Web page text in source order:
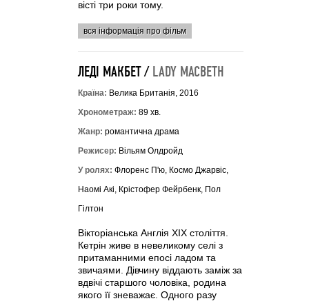
вісті три роки тому.
вся інформація про фільм
ЛЕДІ МАКБЕТ / LADY MACBETH
Країна: Велика Британія, 2016
Хронометраж: 89 хв.
Жанр: романтична драма
Режисер: Вільям Олдройд
У ролях: Флоренс П'ю, Космо Джарвіс,
Наомі Акі, Крістофер Фейрбенк, Пол
Гілтон
Вікторіанська Англія ХІХ століття.
Кетрін живе в невеликому селі з
притаманними епосі ладом та
звичаями. Дівчину віддають заміж за
вдвічі старшого чоловіка, родина
якого її зневажає. Одного разу